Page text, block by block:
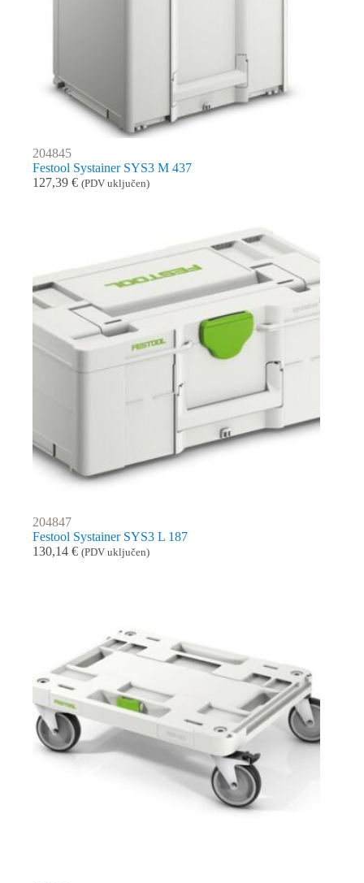
204845
Festool Systainer SYS3 M 437
127,39 € (PDV uključen)
204847
Festool Systainer SYS3 L 187
130,14 € (PDV uključen)